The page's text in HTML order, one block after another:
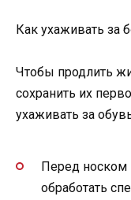
Как ухаживать за
Чтобы продлить
сохранить их
ухаживать за
Перед носком
обработать